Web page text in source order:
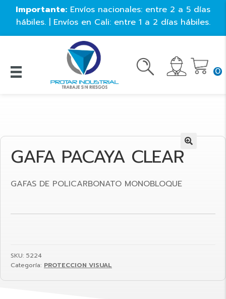
Importante: Envíos nacionales: entre 2 a 5 días
hábiles. | Envíos en Cali: entre 1 a 2 días hábiles.
0
GAFA PACAYA CLEAR
GAFAS DE POLICARBONATO MONOBLOQUE
SKU: 5224
Categoría: PROTECCION VISUAL